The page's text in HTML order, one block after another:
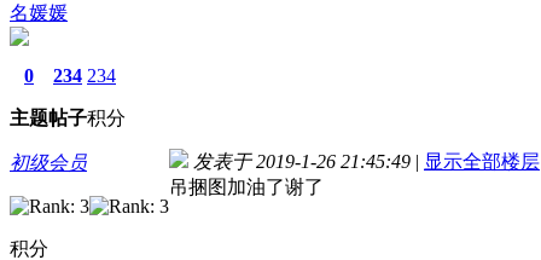
名媛媛
0
主题
234
帖子
234
积分
初级会员
积分
发表于 2019-1-26 21:45:49 | 显示全部楼层
吊捆图加油了谢了